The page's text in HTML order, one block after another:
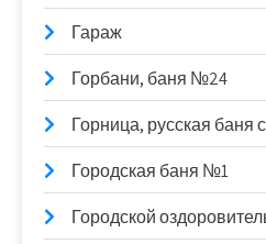
Гараж
Горбани, баня №24
Горница, русская баня
Городская баня №1
Городской